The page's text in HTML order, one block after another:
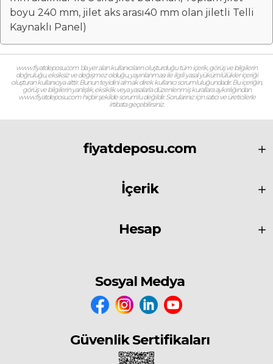
boyu 240 mm, jilet aks arası40 mm olan jiletli Telli
Kaynaklı Panel)
www.fiyatdeposu.com ‘da yer alan kullanıcıların oluşturduğu tüm içerik, görüş ve bilgilerin
doğruluğu, eksiksiz ve değişmez olduğu, yayınlanması ile ilgili yasal yükümlülükler içeriği
oluşturan kullanıcıya aittir. Bunun teyidini almak direk kullanıcı sorumluluğundadır. Bu içeriğin,
görüş ve bilgilerin yanlışlık, eksiklik veya yasalarla düzenlenmiş kurallara aykırılığından
www.fiyatdeposu.com hiçbir şekilde sorumlu değildir. Sorularınız için satıcı ve üreticilerle
irtibata geçebilirsiniz.
fiyatdeposu.com
İçerik
Hesap
Sosyal Medya
Güvenlik Sertifikaları